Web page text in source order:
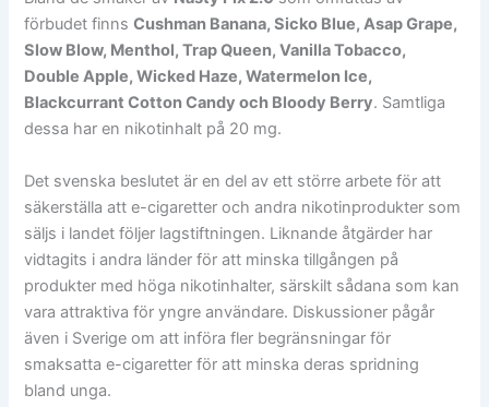
förbudet finnsCushman Banana, Sicko Blue, Asap Grape,
Slow Blow, Menthol, Trap Queen, Vanilla Tobacco,
Double Apple, Wicked Haze, Watermelon Ice,
Blackcurrant Cotton Candy och Bloody Berry. Samtliga
dessa har en nikotinhalt på 20 mg.
Det svenska beslutet är en del av ett större arbete för att
säkerställa att e-cigaretter och andra nikotinprodukter som
säljs i landet följer lagstiftningen. Liknande åtgärder har
vidtagits i andra länder för att minska tillgången på
produkter med höga nikotinhalter, särskilt sådana som kan
vara attraktiva för yngre användare. Diskussioner pågår
även i Sverige om att införa fler begränsningar för
smaksatta e-cigaretter för att minska deras spridning
bland unga.